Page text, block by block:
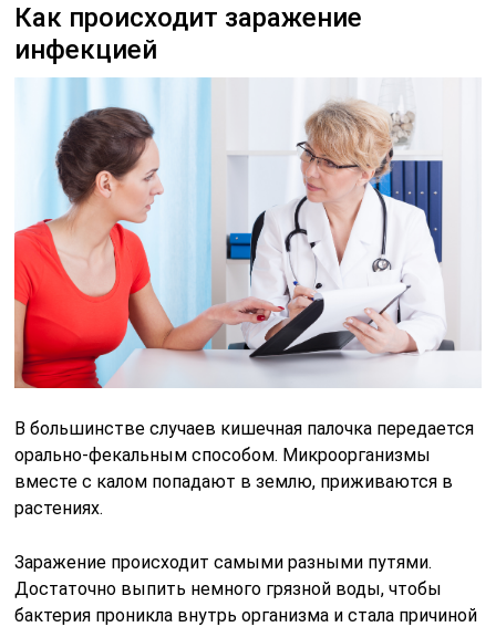
Как происходит заражение
инфекцией
В большинстве случаев кишечная палочка передается
орально-фекальным способом. Микроорганизмы
вместе с калом попадают в землю, приживаются в
растениях.
Заражение происходит самыми разными путями.
Достаточно выпить немного грязной воды, чтобы
бактерия проникла внутрь организма и стала причиной